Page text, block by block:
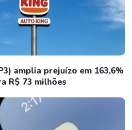
amplia prejuízo em 163,6%
R$ 73 milhões